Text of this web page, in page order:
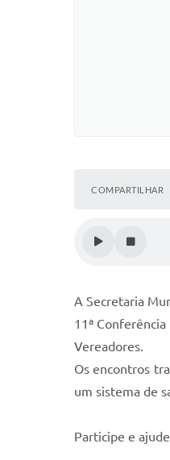
COMPARTILHAR
A Secretaria
11ª
Vereadores.
Os encontros
um sistema de
Participe e